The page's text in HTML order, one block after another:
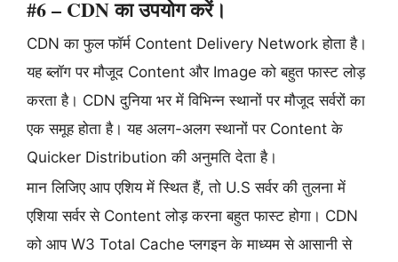
#6 – CDN का उपयोग करें।
CDN का फुल फॉर्म Content Delivery Network होता है।
यह ब्लॉग पर मौजूद Content और Image को बहुत फास्ट लोड़
करता है। CDN दुनिया भर में विभिन्न स्थानों पर मौजूद सर्वरों का
एक समूह होता है। यह अलग-अलग स्थानों पर Content के
Quicker Distribution की अनुमति देता है।
मान लिजिए आप एशिय में स्थित हैं, तो U.S सर्वर की तुलना में
एशिया सर्वर से Content लोड़ करना बहुत फास्ट होगा। CDN
को आप W3 Total Cache प्लगइन के माध्यम से आसानी से